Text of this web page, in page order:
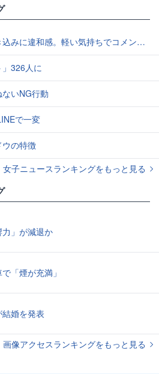
持ちでコメントしてみると…／近畿地方のある場所について（1）
」326人に
いNG行動
で一変
の特徴
女子ニュースランキングをもっと見る
」が減退か
「煙が充満」
婚を発表
画像アクセスランキングをもっと見る